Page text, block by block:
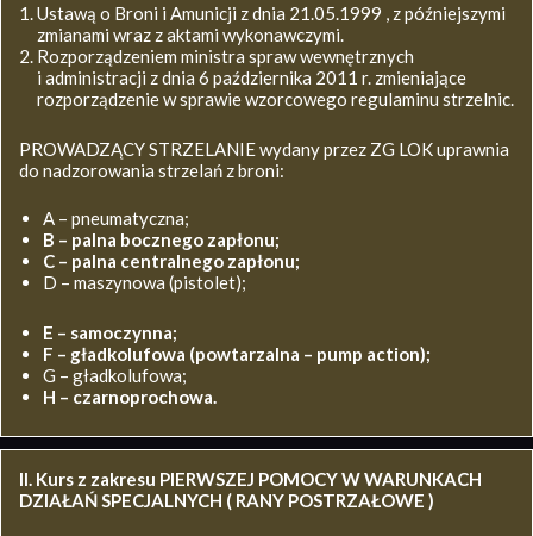
Ustawą o Broni i Amunicji z dnia 21.05.1999 , z późniejszymi
zmianami wraz z aktami wykonawczymi.
Rozporządzeniem ministra spraw wewnętrznych
i administracji z dnia 6 października 2011 r. zmieniające
rozporządzenie w sprawie wzorcowego regulaminu strzelnic.
PROWADZĄCY STRZELANIE wydany przez ZG LOK uprawnia
do nadzorowania strzelań z broni:
A – pneumatyczna;
B – palna bocznego zapłonu;
C – palna centralnego zapłonu;
D – maszynowa (pistolet);
E – samoczynna;
F – gładkolufowa (powtarzalna – pump action);
G – gładkolufowa;
H – czarnoprochowa.
II. Kurs z zakresu PIERWSZEJ POMOCY W WARUNKACH
DZIAŁAŃ SPECJALNYCH ( RANY POSTRZAŁOWE )